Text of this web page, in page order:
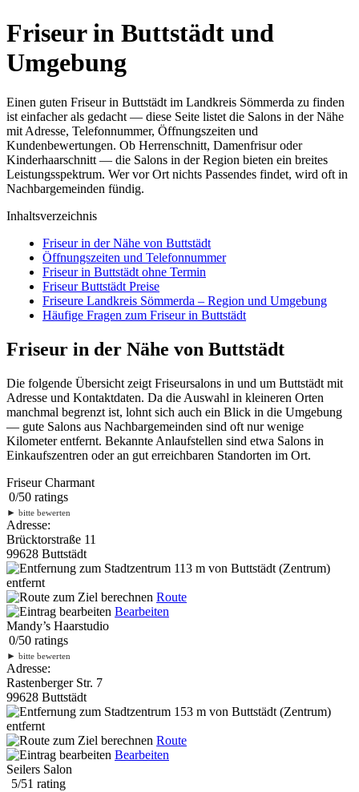
Friseur in Buttstädt und
Umgebung
Einen guten Friseur in Buttstädt im Landkreis Sömmerda zu finden
ist einfacher als gedacht — diese Seite listet die Salons in der Nähe
mit Adresse, Telefonnummer, Öffnungszeiten und
Kundenbewertungen. Ob Herrenschnitt, Damenfrisur oder
Kinderhaarschnitt — die Salons in der Region bieten ein breites
Leistungsspektrum. Wer vor Ort nichts Passendes findet, wird oft in
Nachbargemeinden fündig.
Inhaltsverzeichnis
Friseur in der Nähe von Buttstädt
Öffnungszeiten und Telefonnummer
Friseur in Buttstädt ohne Termin
Friseur Buttstädt Preise
Friseure Landkreis Sömmerda – Region und Umgebung
Häufige Fragen zum Friseur in Buttstädt
Friseur in der Nähe von Buttstädt
Die folgende Übersicht zeigt Friseursalons in und um Buttstädt mit
Adresse und Kontaktdaten. Da die Auswahl in kleineren Orten
manchmal begrenzt ist, lohnt sich auch ein Blick in die Umgebung
— gute Salons aus Nachbargemeinden sind oft nur wenige
Kilometer entfernt. Bekannte Anlaufstellen sind etwa Salons in
Einkaufszentren oder an gut erreichbaren Standorten im Ort.
Friseur Charmant
0/50 ratings
► bitte bewerten
Adresse:
Brücktorstraße 11
99628 Buttstädt
113 m von Buttstädt (Zentrum)
entfernt
Route
Bearbeiten
Mandy’s Haarstudio
0/50 ratings
► bitte bewerten
Adresse:
Rastenberger Str. 7
99628 Buttstädt
153 m von Buttstädt (Zentrum)
entfernt
Route
Bearbeiten
Seilers Salon
5/51 rating